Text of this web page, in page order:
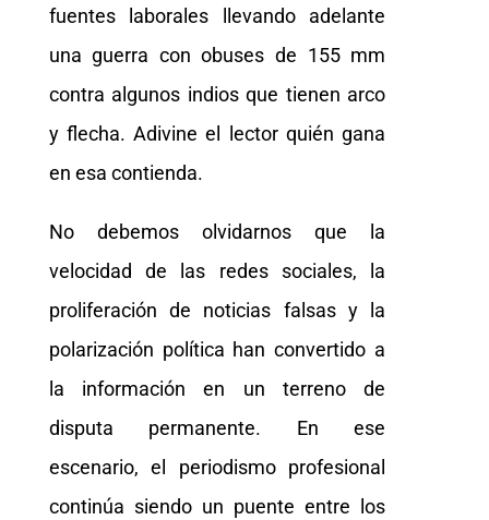
fuentes laborales llevando adelante
una guerra con obuses de 155 mm
contra algunos indios que tienen arco
y flecha. Adivine el lector quién gana
en esa contienda.
No debemos olvidarnos que la
velocidad de las redes sociales, la
proliferación de noticias falsas y la
polarización política han convertido a
la información en un terreno de
disputa permanente. En ese
escenario, el periodismo profesional
continúa siendo un puente entre los